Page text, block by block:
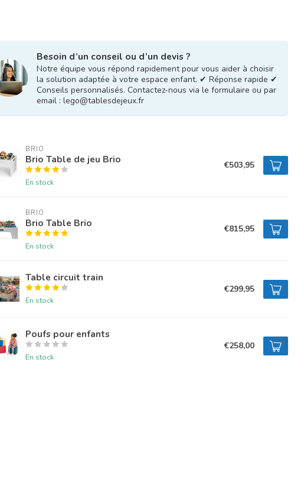
Besoin d’un conseil ou d’un devis ?
Notre équipe vous répond rapidement pour vous aider à choisir
la solution adaptée à votre espace enfant. ✔ Réponse rapide ✔
Conseils personnalisés. Contactez-nous via le formulaire ou par
email : lego@tablesdejeux.fr
BRIO
Brio Table de jeu Brio
En stock
€503,95
BRIO
Brio Table Brio
En stock
€815,95
Table circuit train
En stock
€299,95
Poufs pour enfants
En stock
€258,00